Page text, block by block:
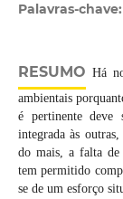
Palavras-chave:
RESUMO Há
ambientais
é pertinente deve
integrada às
do mais, a falta de
tem permitido
se de um esforço